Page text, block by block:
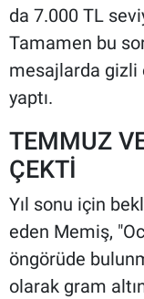
da 7.000 TL
Tamamen bu
mesajlarda gizli
yaptı.
TEMMUZ
ÇEKTİ
Yıl sonu için
eden Memiş,
öngörüde
olarak gram